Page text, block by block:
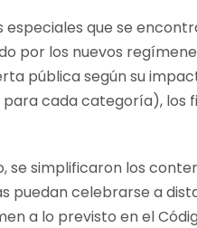
que se
por los nuevos
pública según su
cada categoría), los
simplificaron los
puedan celebrarse a
a lo previsto en el